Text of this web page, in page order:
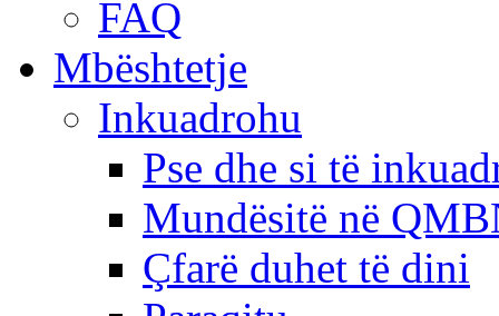
FAQ
Mbështetje
Inkuadrohu
Pse dhe si të
Mundësitë në
Çfarë duhet të dini